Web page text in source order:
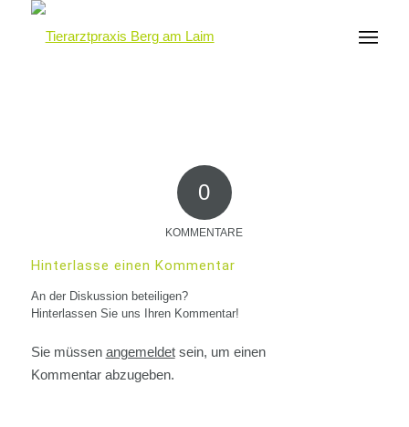
0
KOMMENTARE
Hinterlasse einen Kommentar
An der Diskussion beteiligen?
Hinterlassen Sie uns Ihren Kommentar!
Sie müssen angemeldetsein, um einen
Kommentar abzugeben.